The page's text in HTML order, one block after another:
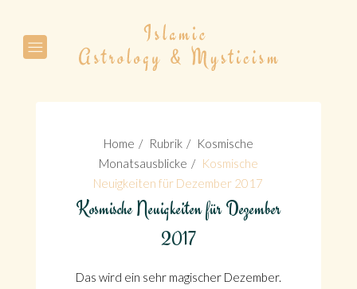
Home Rubrik
Kosmische
Monatsausblicke
Kosmische
Neuigkeiten für Dezember 2017
Kosmische Neuigkeiten für Dezember
2017
Das wird ein sehr magischer Dezember.